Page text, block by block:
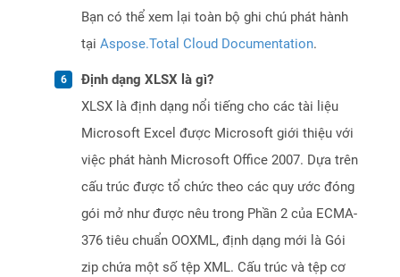
Bạn có thể xem lại toàn bộ ghi chú phát hành
tại Aspose.Total Cloud Documentation.
Định dạng XLSX là gì?
XLSX là định dạng nổi tiếng cho các tài liệu
Microsoft Excel được Microsoft giới thiệu với
việc phát hành Microsoft Office 2007. Dựa trên
cấu trúc được tổ chức theo các quy ước đóng
gói mở như được nêu trong Phần 2 của ECMA-
376 tiêu chuẩn OOXML, định dạng mới là Gói
zip chứa một số tệp XML. Cấu trúc và tệp cơ